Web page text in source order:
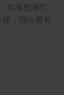
你有想過忙
，飛出舊有